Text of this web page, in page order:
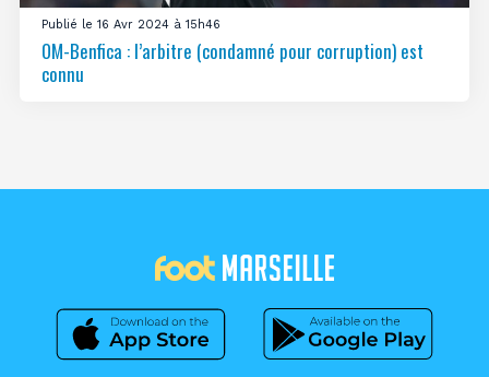
Publié le 16 Avr 2024 à 15h46
OM-Benfica : l’arbitre (condamné pour corruption) est
connu